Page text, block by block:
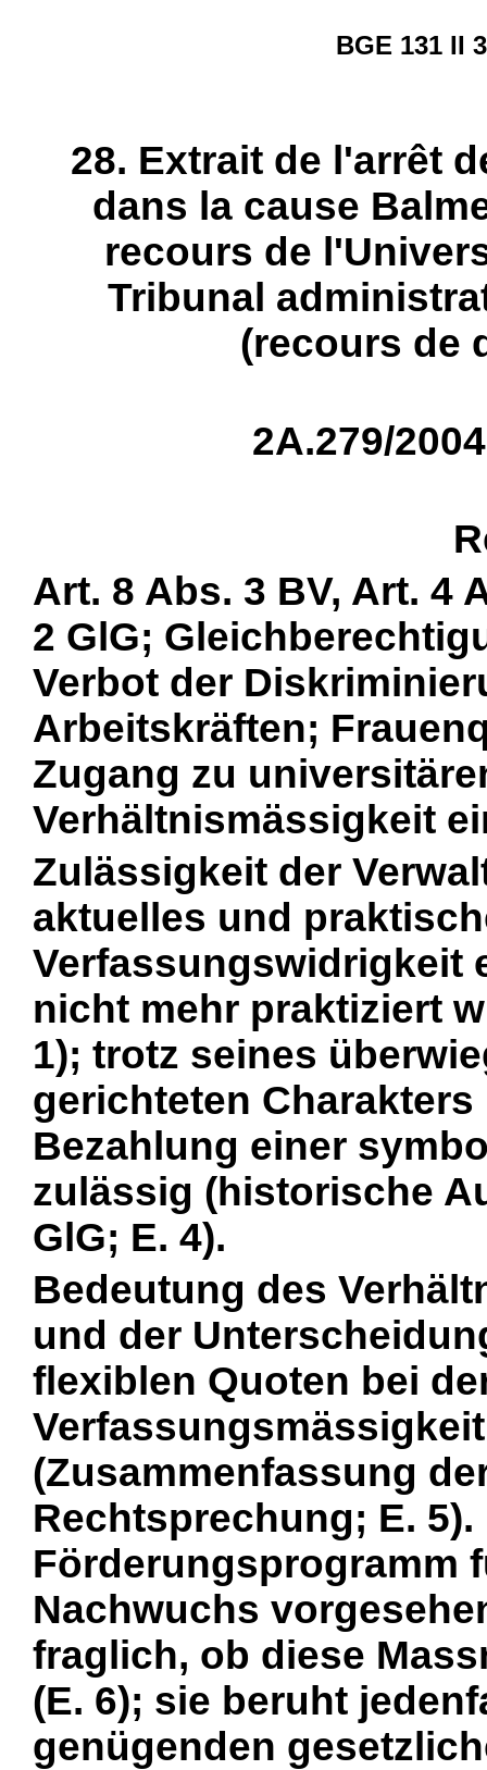
BGE 131 II
28. Extrait de l'arrêt
dans la cause
recours de
Tribunal
(recours de
2A.279/
Art. 8 Abs. 3 BV, Art. 4
2 GlG;
Verbot der
Arbeitskräften;
Zugang zu
Verhältnismässigkeit
Zulässigkeit der
aktuelles und
Verfassungswidrigkeit
nicht mehr praktiziert
1); trotz seines
gerichteten
Bezahlung einer
zulässig (historische
GlG; E. 4).
Bedeutung des
und der
flexiblen Quoten bei
(Zusammenfassung
Rechtsprechung; E.
Förderungsprogramm
Nachwuchs
fraglich, ob diese
(E. 6); sie beruht
genügenden